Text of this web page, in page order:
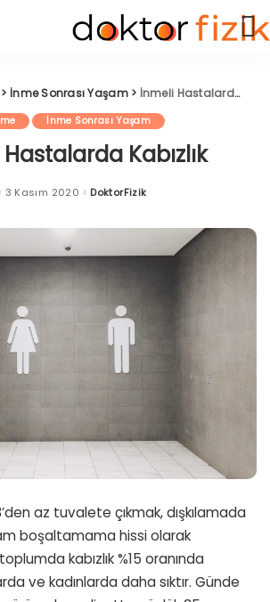
İnme Sonrası Yaşam> İnmeli Hastalarda Kabızlık
İnme Sonrası Yaşam
Kabızlık
3 Kasım 2020 Posted
DoktorFizik
az tuvalete çıkmak, dışkılamada
boşaltamama hissi olarak
kabızlık %15 oranında
ve kadınlarda daha sıktır. Günde